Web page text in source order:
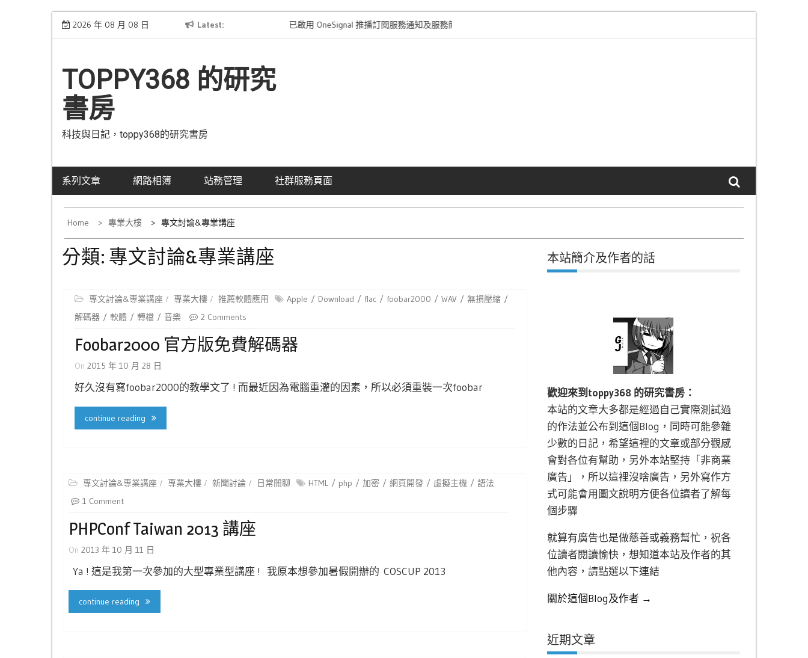
Skip
2026 年 08 月 08 日 Latest
[公告] 網域已從Hinet轉移到Gandi 已啟用 OneSignal 推播訂閱服務通知及服務簡介
TOPPY368 的研究
書房
科技與日記，toppy368的研究書房
系列文章 網路相簿 站務管理 社群服務頁面
Home 專業大樓 專文討論&專業講座
分類: 專文討論&專業講座
專文討論&專業講座 專業大樓 推薦軟體應用 Apple Download flac foobar2000 WAV
無損壓縮
解碼器
軟體 轉檔 音樂 2 Comments
Foobar2000 官方版免費解碼器
On 2015 年 10 月 28 日
好久沒有寫foobar2000的教學文了 ! 而最近因為電腦重灌的因素，所以必須重裝一次foobar
continue reading
專文討論&專業講座 專業大樓 新聞討論 日常閒聊 HTML php 加密 網頁開發 虛擬主機
語法
1 Comment
PHPConf Taiwan 2013 講座
On 2013 年 10 月 11 日
Ya ! 這是我第一次參加的大型專業型講座 ! 我原本想參加暑假開辦的 COSCUP 2013
continue reading
本站簡介及作者的話
歡迎來到toppy368 的研究書房：
本站的文章大多都是經過自己實際測試過
的作法並公布到這個Blog，同時可能參雜
少數的日記，希望這裡的文章或部分觀感
會對各位有幫助，另外本站堅持「非商業
廣告」，所以這裡沒啥廣告，另外寫作方
式可能會用圖文說明方便各位讀者了解每
個步驟
就算有廣告也是做慈善或義務幫忙，祝各
位讀者閱讀愉快，想知道本站及作者的其
他內容，請點選以下連結
關於這個Blog及作者 →
近期文章